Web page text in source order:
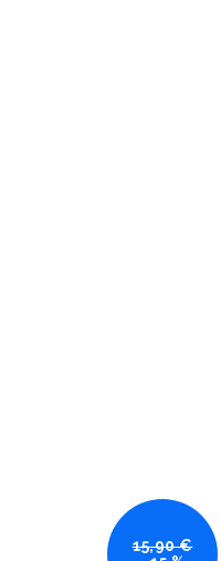
15,90 €